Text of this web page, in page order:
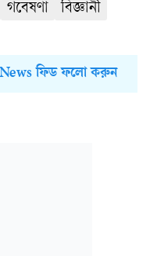
গবেষণা
বিজ্ঞানী
News ফিড ফলো করুন